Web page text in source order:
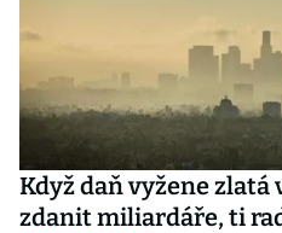
Když daň vyžene
zdanit miliardáře, ti